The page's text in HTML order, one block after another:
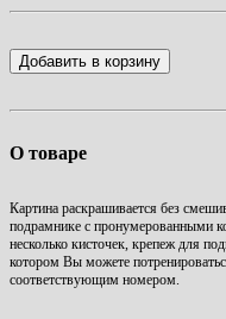
Добавить в корзину
О товаре
Картина раскрашивается без
подрамнике с пронумерованными
несколько кисточек, крепеж для
котором Вы можете
соответствующим номером.